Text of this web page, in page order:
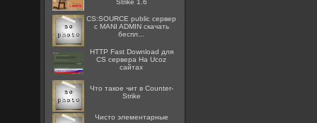
Strike 1.6
CS:SOURCE public сервер
с MANI ADMIN скачать
беспл...
HTTP Fast Download для
CS сервера На Ucoz
сайтах
Что такое чит в Counter-
Strike
Чисто элементарные